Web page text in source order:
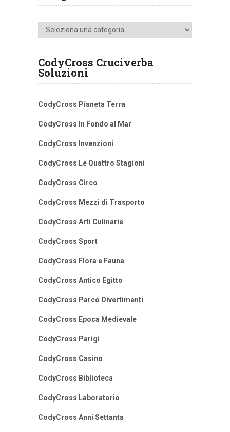
Categorie
CodyCross Cruciverba
Soluzioni
CodyCross Pianeta Terra
CodyCross In Fondo al Mar
CodyCross Invenzioni
CodyCross Le Quattro Stagioni
CodyCross Circo
CodyCross Mezzi di Trasporto
CodyCross Arti Culinarie
CodyCross Sport
CodyCross Flora e Fauna
CodyCross Antico Egitto
CodyCross Parco Divertimenti
CodyCross Epoca Medievale
CodyCross Parigi
CodyCross Casino
CodyCross Biblioteca
CodyCross Laboratorio
CodyCross Anni Settanta